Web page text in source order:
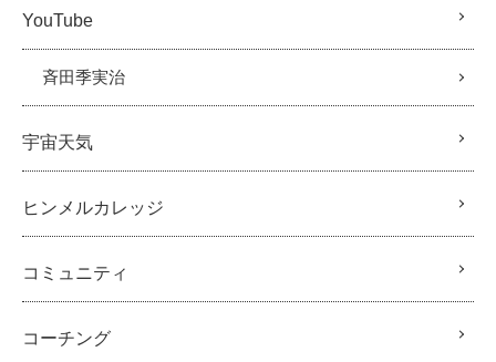
YouTube
斉田季実治
宇宙天気
ヒンメルカレッジ
コミュニティ
コーチング